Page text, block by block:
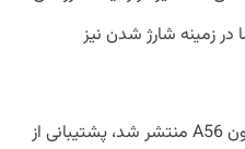
زمینه شارژ شدن نیز
در اخبار و شایعات اخیری که پیرامون A56 منتشر شد، پشتیبانی از